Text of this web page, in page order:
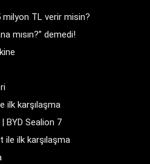
milyon TL verir misin?
mısın?” demedi!
ilk karşılaşma
BYD Sealion 7
ile ilk karşılaşma